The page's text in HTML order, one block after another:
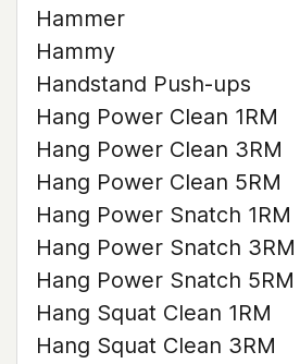
Hammer
Hammy
Handstand Push-ups
Hang Power Clean 1RM
Hang Power Clean 3RM
Hang Power Clean 5RM
Hang Power Snatch 1RM
Hang Power Snatch 3RM
Hang Power Snatch 5RM
Hang Squat Clean 1RM
Hang Squat Clean 3RM